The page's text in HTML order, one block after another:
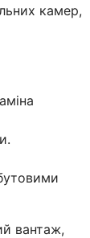
камер,
вантаж,